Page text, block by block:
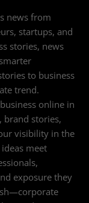
news from
startups, and
stories, news
to business
trend.
online in
brand stories,
visibility in the
meet
exposure they